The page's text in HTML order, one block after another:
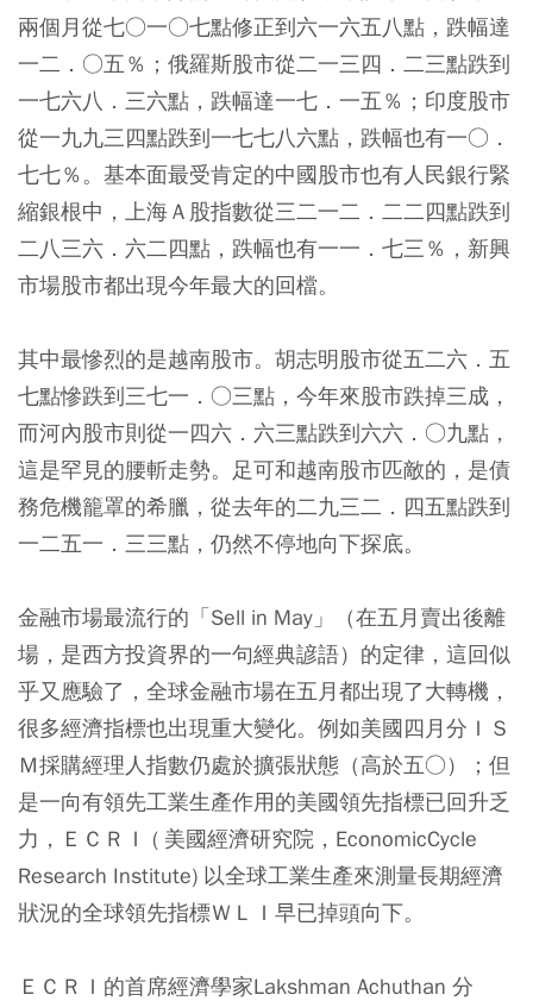
兩個月從七○一○七點修正到六一六五八點，跌幅達
一二．○五％；俄羅斯股市從二一三四．二三點跌到
一七六八．三六點，跌幅達一七．一五％；印度股市
從一九九三四點跌到一七七八六點，跌幅也有一○．
七七％。基本面最受肯定的中國股市也有人民銀行緊
縮銀根中，上海Ａ股指數從三二一二．二二四點跌到
二八三六．六二四點，跌幅也有一一．七三％，新興
市場股市都出現今年最大的回檔。
其中最慘烈的是越南股市。胡志明股市從五二六．五
七點慘跌到三七一．○三點，今年來股市跌掉三成，
而河內股市則從一四六．六三點跌到六六．○九點，
這是罕見的腰斬走勢。足可和越南股市匹敵的，是債
務危機籠罩的希臘，從去年的二九三二．四五點跌到
一二五一．三三點，仍然不停地向下探底。
金融市場最流行的「Sell in May」（在五月賣出後離
場，是西方投資界的一句經典諺語）的定律，這回似
乎又應驗了，全球金融市場在五月都出現了大轉機，
很多經濟指標也出現重大變化。例如美國四月分ＩＳ
Ｍ採購經理人指數仍處於擴張狀態（高於五○）；但
是一向有領先工業生產作用的美國領先指標已回升乏
力，ＥＣＲＩ ( 美國經濟研究院，EconomicCycle
Research Institute) 以全球工業生產來測量長期經濟
狀況的全球領先指標ＷＬＩ早已掉頭向下。
ＥＣＲＩ的首席經濟學家Lakshman Achuthan 分